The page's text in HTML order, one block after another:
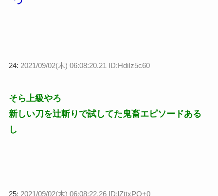
24: 2021/09/02(木) 06:08:20.21 ID:HdiIz5c60
そら上級やろ
新しい刀を辻斬りで試してた鬼畜エピソードある
し
25: 2021/09/02(木) 06:08:22.26 ID:lZttxPQ+0